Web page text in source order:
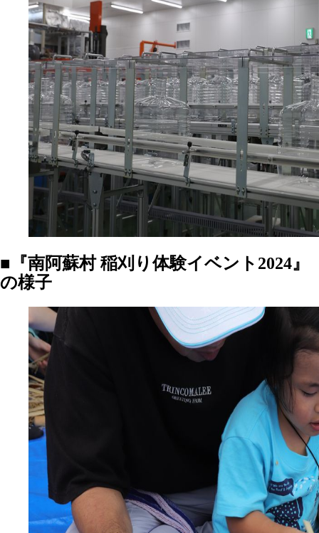
■『南阿蘇村 稲刈り体験イベント2024』
の様子